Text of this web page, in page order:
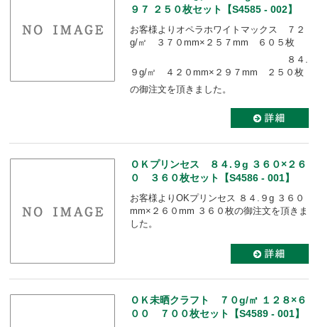
９７ ２５０枚セット【S4585 - 002】
お客様よりオペラホワイトマックス ７２
g/㎡ ３７０mm×２５７mm ６０５枚
８４.
９g/㎡ ４２０mm×２９７mm ２５０枚
の御注文を頂きました。
ＯＫプリンセス ８４.９g ３６０×２６
０ ３６０枚セット【S4586 - 001】
お客様よりOKプリンセス ８４.９g ３６０
mm×２６０mm ３６０枚の御注文を頂きま
した。
ＯＫ未晒クラフト ７０g/㎡ １２８×６
００ ７００枚セット【S4589 - 001】